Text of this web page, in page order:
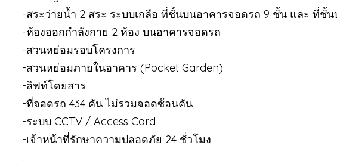
-สระว่ายน้ำ 2 สระ ระบบเกลือ ที่ชั้นบนอาคารจอดรถ 9 ชั้น และ ที่ชั้
-ห้องออกกำลังกาย 2 ห้อง บนอาคารจอดรถ
-สวนหย่อมรอบโครงการ
-สวนหย่อมภายในอาคาร (Pocket Garden)
-ลิฟท์โดยสาร
-ที่จอดรถ 434 คัน ไม่รวมจอดซ้อนคัน
-ระบบ CCTV / Access Card
-เจ้าหน้าที่รักษาความปลอดภัย 24 ชั่วโมง
.